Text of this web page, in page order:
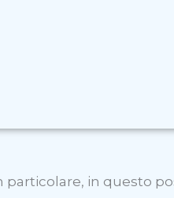
particolare, in questo